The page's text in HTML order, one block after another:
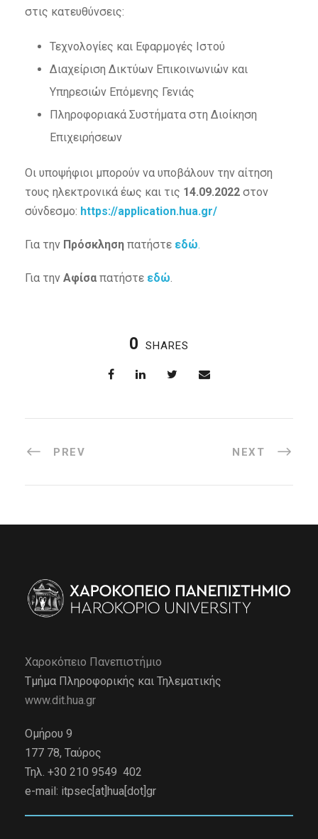
στις κατευθύνσεις:
Τεχνολογίες και Εφαρμογές Ιστού
Διαχείριση Δικτύων Επικοινωνιών και
Υπηρεσιών Επόμενης Γενιάς
Πληροφοριακά Συστήματα στη Διοίκηση
Επιχειρήσεων
Οι υποψήφιοι μπορούν να υποβάλουν την αίτηση
τους ηλεκτρονικά έως και τις 14.09.2022 στον
σύνδεσμο: https://application.hua.gr/
Για την Πρόσκληση πατήστε εδώ.
Για την Αφίσα πατήστε εδώ
0 SHARES
PREV NEXT
Χαροκόπειο Πανεπιστήμιο
Τμήμα Πληροφορικής και Τηλεματικής
www.dit.hua.gr
Ομήρου 9
177 78, Ταύρος
Τηλ. +30 210 9549 402
e-mail: itpsec[at]hua[dot]gr